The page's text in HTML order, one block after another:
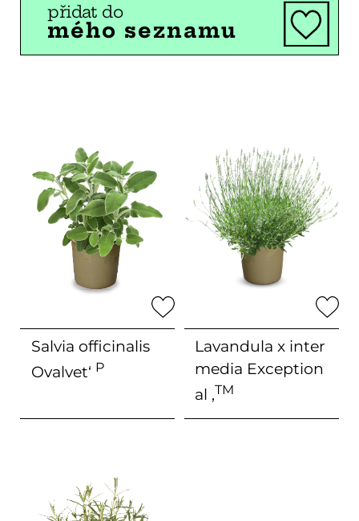
přidat do
mého seznamu
Salvia officinalis
Ovalvet‘ P
Lavandula x inter
media Exception
al ‚TM